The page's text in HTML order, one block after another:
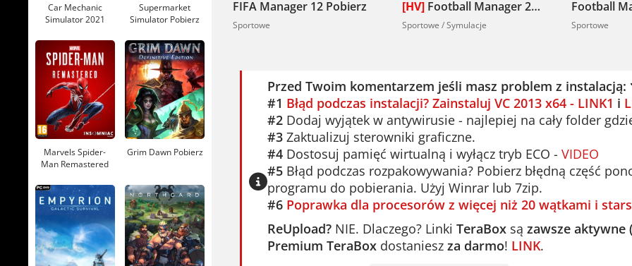
FIFA Manager 12 Pobierz
Sportowe
[HV] Football Manager 26 Pobierz
Sportowe / Symulacje Sportowe
Przed Twoim komentarzem jeśli masz problem z instalacją:
#1 Błąd podczas instalacji? Zainstaluj VC 2013 x64 - LINK1 i
#2 Dodaj wyjątek w antywirusie - najlepiej na cały folder
#3 Zaktualizuj sterowniki graficzne.
#4 Dostosuj pamięć wirtualną i wyłącz tryb ECO - VIDEO
#5 Błąd podczas rozpakowywania? Pobierz błędną część
programu do pobierania. Użyj Winrar lub 7zip.
#6 Poprawka dla procesorów z więcej niż 20 wątkami i
ReUpload? NIE. Dlaczego? Linki TeraBox są zawsze aktywne
Premium TeraBox dostaniesz za darmo! LINK.
Car Mechanic
Simulator 2021
Supermarket
Simulator Pobierz
Marvels Spider-
Man Remastered
Grim Dawn Pobierz